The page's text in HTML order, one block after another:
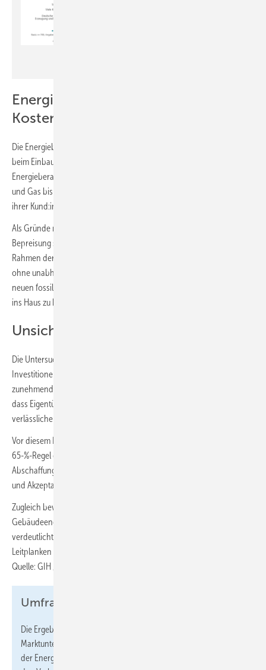
Energieberatende warnen vor
Kosten
Die Energieberatenden warnen vor einer langfristigen Kostenfalle
beim Einbau neuer Öl- und Gasheizungen. 95 % der
Energieberatenden erwarten steigende Kosten für das Heizen mit Öl
und Gas bis 2045. Gleichzeitig berichten die Expert:innen, dass 72 %
ihrer Kund:innen Angst vor hohen Energiekosten haben.
Als Gründe nennt der GIH steigende Netzentgelte, die CO
Bepreisung sowie unsichere Verfügbarkeiten erneuerbarer Gase im
Rahmen der sogenannten „Biotreppe“. Weismann mahnt: „Wer heute
ohne unabhängige Beratung investiert, läuft Gefahr, sich mit einer
neuen fossilen Heizung langfristig hohe Kosten und Abhängigkeiten
ins Haus zu holen“.
Unsicherheit bremst Investitionen
Die Untersuchung zeigt außerdem, dass 51 % der Kund:innen
Investitionen derzeit aus Unsicherheit verschieben. Dieser
zunehmende „Attentismus“ verdeutlicht nach Einschätzung des GIH,
dass Eigentümer:innen stabile politische Rahmenbedingungen und
verlässliche Orientierung benötigen – nicht weitere Deregulierung.
Vor diesem Hintergrund fällt auch die Bewertung der sogenannten
65-%-Regel eindeutig aus: 77 % der Energieberatenden lehnen deren
Abschaffung ab. Die Regel biete derzeit wichtige Planungssicherheit
und Akzeptanz im Markt.
Zugleich bewerten inzwischen 65 % der Befragten das bestehende
Gebäudeenergiegesetz (GEG) mindestens als „gut“. Aus Sicht des GIH
verdeutlicht die Umfrage damit den klaren Wunsch nach verlässlichen
Leitplanken und keine erneute politische Kehrtwende. ■
Quelle: GIH / ml
Umfrage
Die Ergebnisse stammen aus der Sirius Campus
Marktuntersuchung „Monitor zur Energiewende – Perspektive
der Energieberatenden“, einer repräsentativen Befragung unter